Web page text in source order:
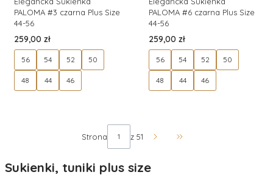
PALOMA #3 czarna Plus Size
44-56
Cena
259,00 zł
56 54 52 50
48 44 46
PALOMA #6 czarna Plus Size
44-56
Cena
259,00 zł
56 54 52 50
48 44 46
Strona z 51
Przejdź do ostatniej
Sukienki, tuniki plus size